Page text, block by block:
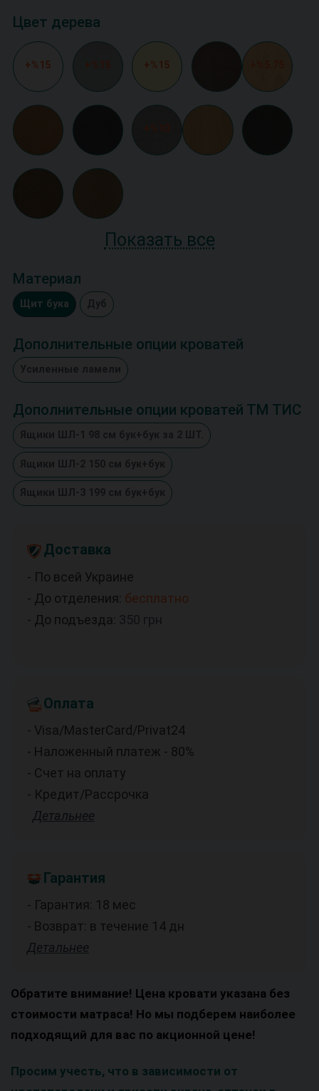
Цвет дерева
+%15 +%15
Показать все
Материал
Щит бука Дуб
Дополнительные опции кроватей
Усиленные ламели
Дополнительные опции кроватей ТМ ТИС
Ящики ШЛ-1 98 см бук+бук за 2 ШТ.
Ящики ШЛ-2 150 см бук+бук
Ящики ШЛ-3 199 см бук+бук
Доставка
- По всей Украине
- До отделения: бесплатно
- До подъезда: 350 грн
Оплата
- Visa/MasterCard/Privat24
- Наложенный платеж - 80%
- Счет на оплату
- Кредит/Рассрочка
Детальнее
Гарантия
- Гарантия: 18 мес
- Возврат: в течение 14 дн
Детальнее
Обратите внимание! Цена кровати указана без
стоимости матраса! Но мы подберем наиболее
подходящий для вас по акционной цене!
Просим учесть, что в зависимости от